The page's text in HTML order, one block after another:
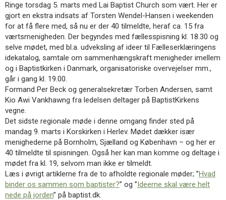
9.0:
Forside
10.0:
Nyheder
11.0:
Kalender
12.0:
Inspiration
13.0:
Værktøjskassen
14.0:
Mission
15.0:
Om
BaptistKirken
16.0:
Kontakt
Næste
indlæg:
Alverdens
baptister
beder
for
os Forrige
indlæg:
Den
Ringe torsdag 5. marts med Lai Baptist Church som vært. Her er
gjort en ekstra indsats af Torsten Wendel-Hansen i weekenden
for at få flere med, så nu er der 40 tilmeldte, heraf ca. 15 fra
værtsmenigheden. Der begyndes med fællesspisning kl. 18.30 og
selve mødet, med bl.a. udveksling af ideer til Fælleserklæringens
idekatalog, samtale om sammenhængskraft menigheder imellem
og i Baptistkirken i Danmark, organisatoriske overvejelser mm.,
går i gang kl. 19.00.
Formand Per Beck og generalsekretær Torben Andersen, samt
Kio Awi Vankhawng fra ledelsen deltager på BaptistKirkens
vegne.
Det sidste regionale møde i denne omgang finder sted på
mandag 9. marts i Korskirken i Herlev. Mødet dækker især
menighederne på Bornholm, Sjælland og København – og her er
40 tilmeldte til spisningen. Også her kan man komme og deltage i
mødet fra kl. 19, selvom man ikke er tilmeldt.
Læs i øvrigt artiklerne fra de to afholdte regionale møder; ”Hvad
binder os sammen som baptister?” og ”Ideerne skal være helt
nede på jorden” på baptist.dk.